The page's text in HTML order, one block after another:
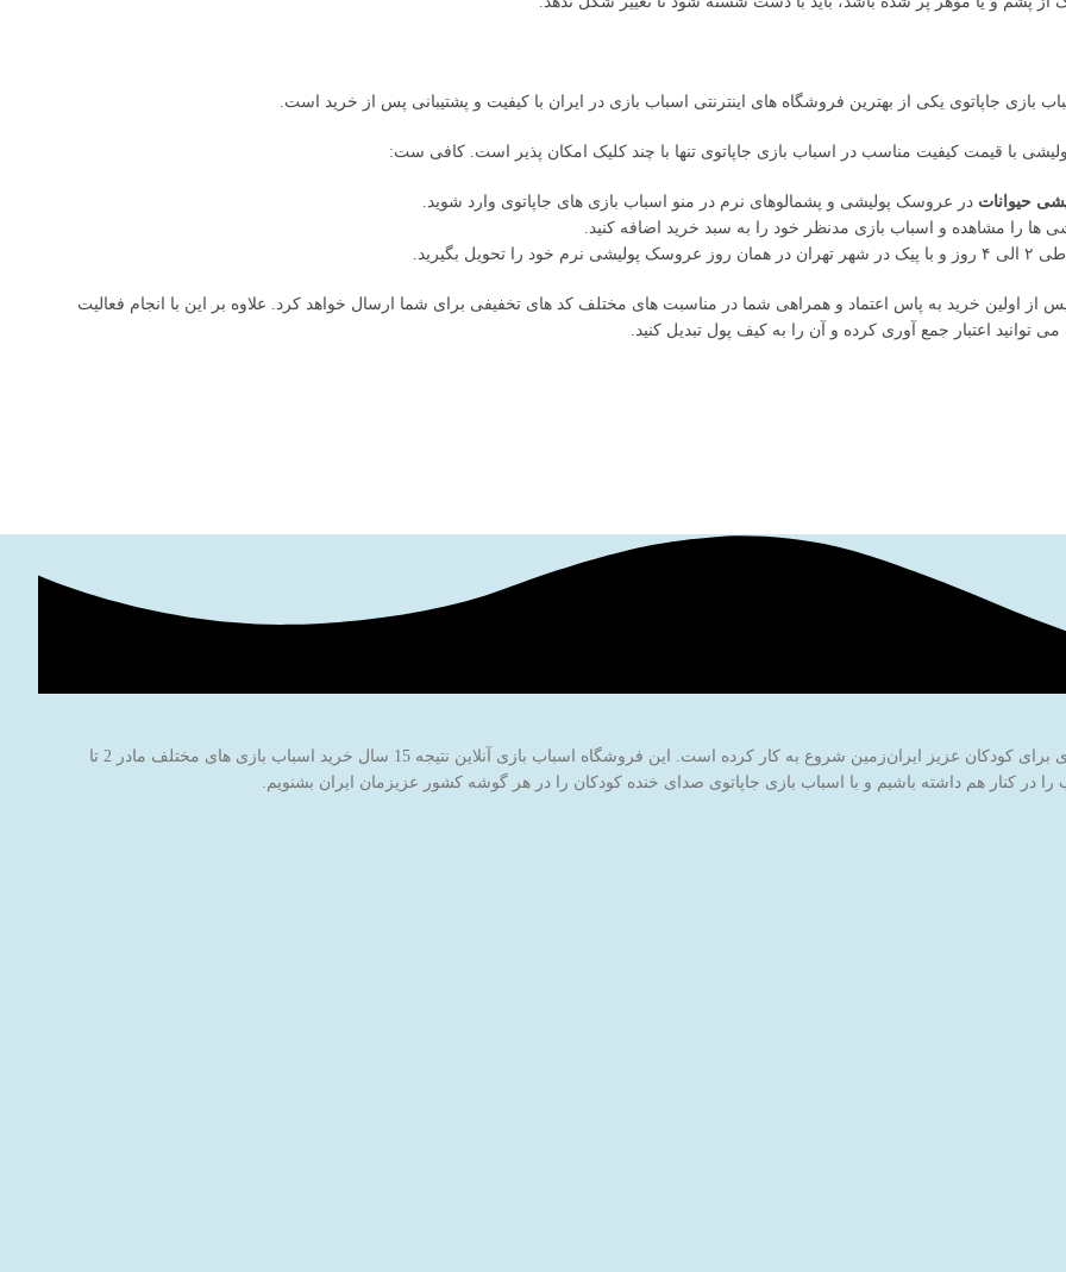
بازی جاپاتوی یکی از بهترین فروشگاه های اینترنتی اسباب بازی در ایران با کیفیت و پشتیبانی پس از خرید است.
با قیمت کیفیت مناسب در اسباب بازی جاپاتوی تنها با چند کلیک امکان پذیر است. کافی ست:
حیوانات در عروسک پولیشی و پشمالو‌های نرم در منو اسباب بازی های جاپاتوی وارد شوید.
ها را مشاهده و اسباب بازی مدنظر خود را به سبد خرید اضافه کنید.
تحویل بگیرید.
از اولین خرید به پاس اعتماد و همراهی شما در مناسبت های مختلف کد های تخفیفی برای شما ارسال خواهد کرد. علاوه بر این با انجام فعالیت
توانید اعتبار جمع آوری کرده و آن را به کیف پول تبدیل کنید.
فروشگاه اینترنتی اسباب بازی جادوی پارسی با نام برند جاپاتوی با هدف خاطره سازی برای کودکان عزیز ایران‌زمین شروع به کار کرده است. این فروشگاه اسباب بازی آنلاین نتیجه 15 سال خرید اسباب بازی های مختلف مادر 2 تا
کنار هم داشته باشیم و با اسباب بازی جاپاتوی صدای خنده کودکان را در هر گوشه کشور عزیزمان ایران بشنویم.